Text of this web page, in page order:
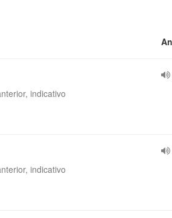
indicativo
indicativo